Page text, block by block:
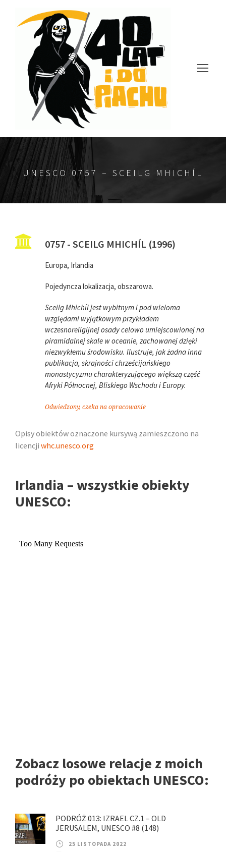
UNESCO 0757 – SCEILG MHICHÍL
0757 - SCEILG MHICHÍL (1996)
Europa, Irlandia
Pojedyncza lokalizacja, obszarowa.
Sceilg Mhichíl jest wybitnym i pod wieloma
względami wyjątkowym przykładem
wczesnoreligijnej osady celowo umiejscowionej na
piramidalnej skale w oceanie, zachowanej dzięki
niezwykłemu środowisku. Ilustruje, jak żadna inna
publikacja, skrajności chrześcijańskiego
monastycyzmu charakteryzującego większą część
Afryki Północnej, Bliskiego Wschodu i Europy.
Odwiedzony, czeka na opracowanie
Opisy obiektów oznaczone kursywą zamieszczono na
licencji whc.unesco.org
Irlandia – wszystkie obiekty
UNESCO:
Zobacz losowe relacje z moich
podróży po obiektach UNESCO:
PODRÓŻ 013: IZRAEL CZ.1 – OLD
JERUSALEM, UNESCO #8 (148)
25 LISTOPADA 2022